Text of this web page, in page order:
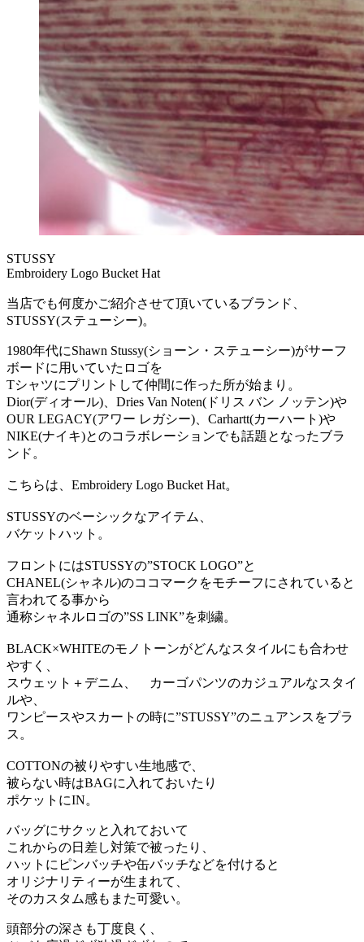
STUSSY
Embroidery Logo Bucket Hat
当店でも何度かご紹介させて頂いているブランド、
STUSSY(ステューシー)。
1980年代にShawn Stussy(ショーン・ステューシー)がサーフ
ボードに用いていたロゴを
Tシャツにプリントして仲間に作った所が始まり。
Dior(ディオール)、Dries Van Noten(ドリス バン ノッテン)や
OUR LEGACY(アワー レガシー)、Carhartt(カーハート)や
NIKE(ナイキ)とのコラボレーションでも話題となったブラ
ンド。
こちらは、Embroidery Logo Bucket Hat。
STUSSYのベーシックなアイテム、
バケットハット。
フロントにはSTUSSYの”STOCK LOGO”と
CHANEL(シャネル)のココマークをモチーフにされていると
言われてる事から
通称シャネルロゴの”SS LINK”を刺繍。
BLACK×WHITEのモノトーンがどんなスタイルにも合わせ
やすく、
スウェット＋デニム、 カーゴパンツのカジュアルなスタイ
ルや、
ワンピースやスカートの時に”STUSSY”のニュアンスをプラ
ス。
COTTONの被りやすい生地感で、
被らない時はBAGに入れておいたり
ポケットにIN。
バッグにサクッと入れておいて
これからの日差し対策で被ったり、
ハットにピンバッチや缶バッチなどを付けると
オリジナリティーが生まれて、
そのカスタム感もまた可愛い。
頭部分の深さも丁度良く、